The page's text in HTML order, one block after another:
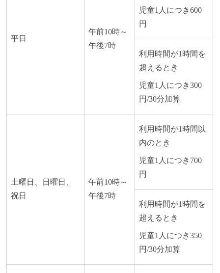
平日
午前10時～
午後7時
児童1人につき600
円
利用時間が1時間を
超えるとき
児童1人につき300
円/30分加算
土曜日、日曜日、
祝日
午前10時～
午後7時
利用時間が1時間以
内のとき
児童1人につき700
円
利用時間が1時間を
超えるとき
児童1人につき350
円/30分加算